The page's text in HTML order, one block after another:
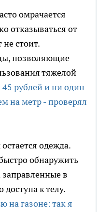
омрачается
отказываться от
стоит.
позволяющие
тяжелой
рублей и ни один
на метр - проверял
одежда.
обнаружить
в
к телу.
на газоне: так я